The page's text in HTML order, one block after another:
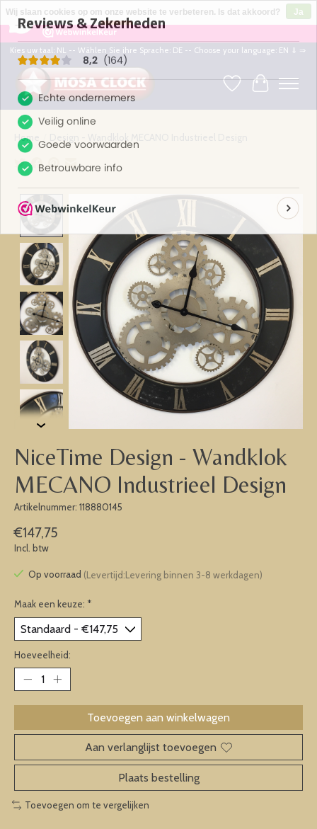
8,2
164 Reviews ×
Kies uw taal: NL -- Wählen Sie ihre Sprache: DE -- Choose your language: EN ⇓ ⇒
Verlanglijst
Home Design - Wandklok MECANO Industrieel Design
Product image slideshow Items
NiceTime Design - Wandklok
MECANO Industrieel Design
Artikelnummer: 118880145
€147,75
Incl. btw
Op voorraad (Levertijd:Levering binnen 3-8 werkdagen)
Maak een keuze: *
Hoeveelheid:
Toevoegen aan winkelwagen
Aan verlanglijst toevoegen
Plaats bestelling
Toevoegen om te vergelijken
Wij slaan cookies op om onze website te verbeteren. Is dat akkoord?
Ja
Nee
Meer over cookies »